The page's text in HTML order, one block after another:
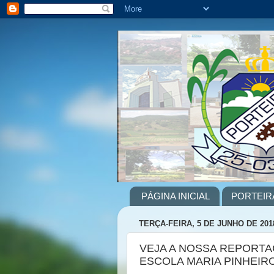
PÁGINA INICIAL
TERÇA-FEIRA, 5 DE JUNHO DE
VEJA A NOSSA
ESCOLA MARIA